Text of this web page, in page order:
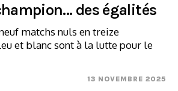
des égalités
matchs nuls en treize
et blanc sont à la lutte pour le
13 NOVEMBRE 2025